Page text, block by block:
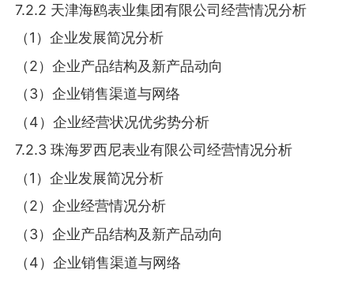
7.2.2 天津海鸥表业集团有限公司经营情况分析
（1）企业发展简况分析
（2）企业产品结构及新产品动向
（3）企业销售渠道与网络
（4）企业经营状况优劣势分析
7.2.3 珠海罗西尼表业有限公司经营情况分析
（1）企业发展简况分析
（2）企业经营情况分析
（3）企业产品结构及新产品动向
（4）企业销售渠道与网络